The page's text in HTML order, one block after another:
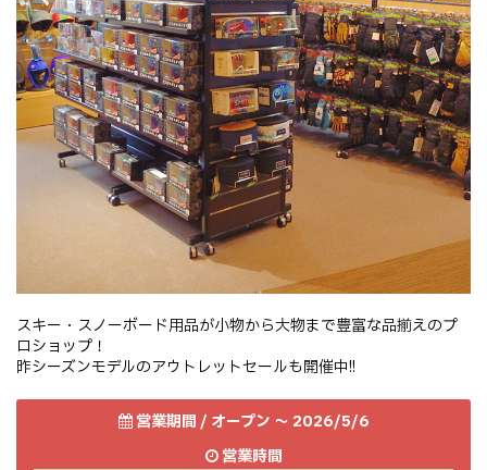
スキー・スノーボード用品が小物から大物まで豊富な品揃えのプ
ロショップ！
昨シーズンモデルのアウトレットセールも開催中!!
営業期間 / オープン 〜 2026/5/6
営業時間